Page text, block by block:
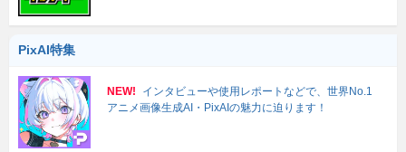
PixAI特集
NEW!
インタビューや使用レポートなどで、世界No.1
アニメ画像生成AI・PixAIの魅力に迫ります！